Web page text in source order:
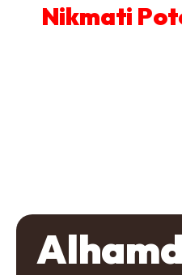
Nikmati